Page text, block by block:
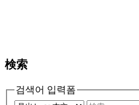
検索
검색어 입력폼